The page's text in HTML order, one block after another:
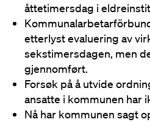
åttetimersdag i
etterlyst evaluering av
sekstimersdagen, men
gjennomført.
Forsøk på å utvide
ansatte i kommunen har
Nå har kommunen sagt